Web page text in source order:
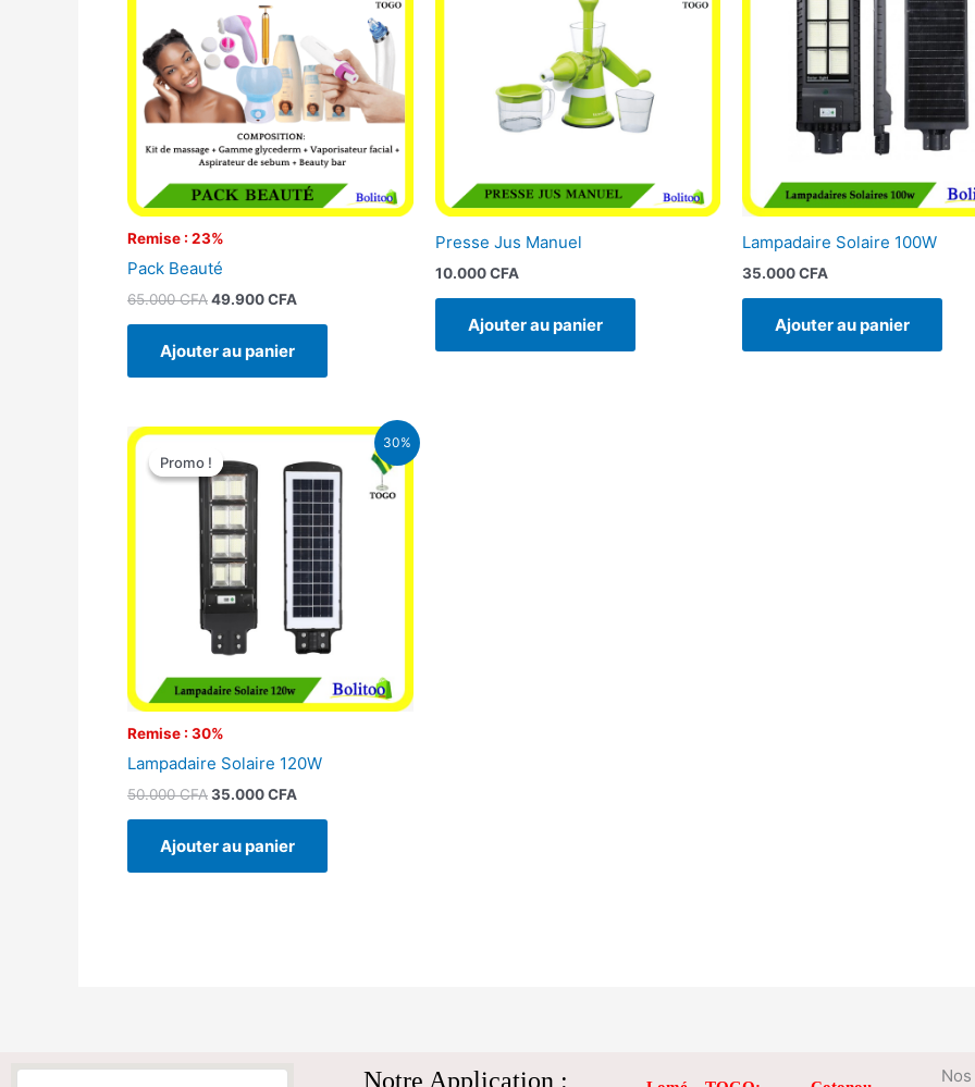
Remise : 23%
Pack Beauté
65.000CFA
65.000 CFA.
49.900CFA
49.900 CFA.
Ajouter au panier
Presse Jus Manuel
10.000CFA
Ajouter au panier
Lampadaire Solaire 100W
35.000CFA
Ajouter au panier
30%
Promo !
Remise : 30%
Promo !
Lampadaire Solaire 120W
50.000CFA
Le
initial
était :
50.000 CFA.
35.000CFA
Le
actuel
est :
35.000 CFA.
Ajouter au panier
Notre Application :